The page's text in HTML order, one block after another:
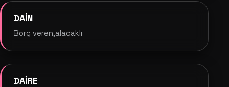
DAİN
Borç veren,alacaklı
DAİRE